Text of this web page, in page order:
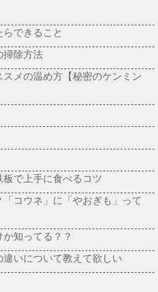
できること
掃除方法
メの温め方【秘密のケンミン
で上手に食べるコツ
コウネ」に「やおぎも」って
知ってる？？
違いについて教えて欲しい